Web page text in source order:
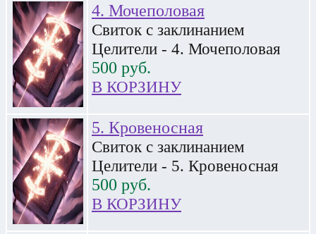
4. Мочеполовая
Свиток с заклинанием
Целители - 4. Мочеполовая
500 руб.
В КОРЗИНУ
5. Кровеносная
Свиток с заклинанием
Целители - 5. Кровеносная
500 руб.
В КОРЗИНУ